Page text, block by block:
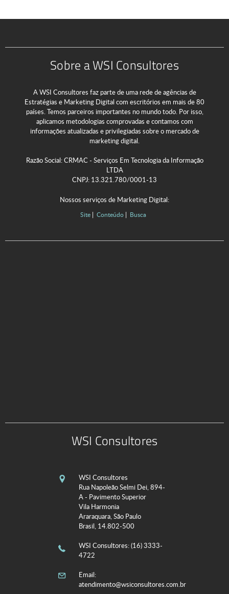
Sobre a WSI Consultores
A WSI Consultores faz parte de uma rede de agências de
Estratégias e Marketing Digital com escritórios em mais de 80
países. Temos parceiros importantes no mundo todo. Por isso,
aplicamos metodologias comprovadas e contamos com
informações atualizadas e privilegiadas sobre o mercado de
marketing digital.
Razão Social: CRMAC - Serviços Em Tecnologia da Informação
LTDA
CNPJ: 13.321.780/0001-13
Nossos serviços de Marketing Digital:
Site Conteúdo Busca
WSI Consultores
WSI Consultores
Rua Napoleão Selmi Dei, 894-
A - Pavimento Superior
Vila Harmonia
Araraquara, São Paulo
Brasil, 14.802-500
WSI Consultores: (16) 3333-
4722
Email:
atendimento@wsiconsultores.com.br